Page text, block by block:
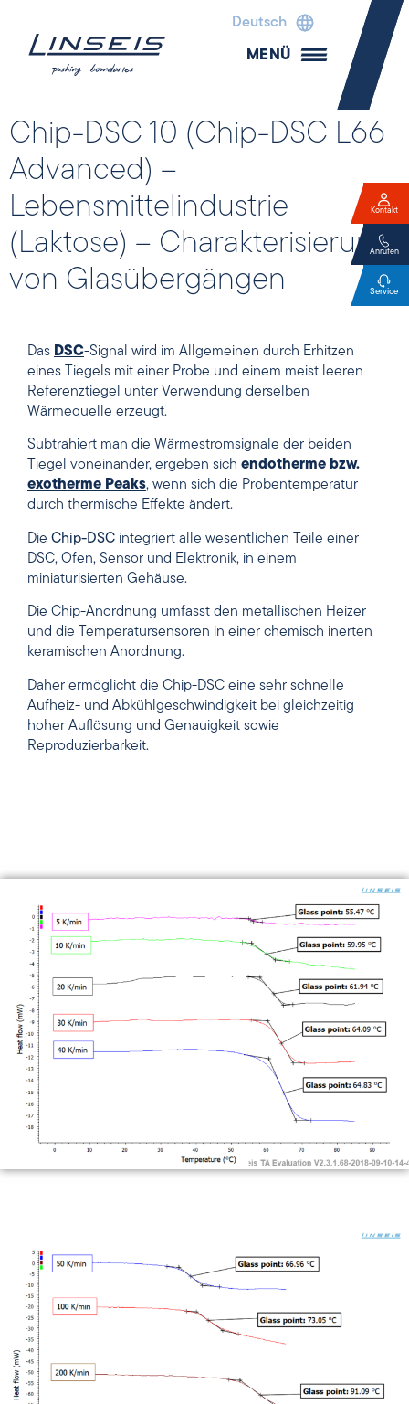
Deutsch
MENÜ
Chip-DSC 10 (Chip-DSC L66
Advanced) –
Lebensmittelindustrie
(Laktose) – Charakterisierung
von Glasübergängen
Das DSC-Signal wird im Allgemeinen durch Erhitzen
eines Tiegels mit einer Probe und einem meist leeren
Referenztiegel unter Verwendung derselben
Wärmequelle erzeugt.
Subtrahiert man die Wärmestromsignale der beiden
Tiegel voneinander, ergeben sich endotherme bzw.
exotherme Peaks, wenn sich die Probentemperatur
durch thermische Effekte ändert.
Die Chip-DSC integriert alle wesentlichen Teile einer
DSC, Ofen, Sensor und Elektronik, in einem
miniaturisierten Gehäuse.
Die Chip-Anordnung umfasst den metallischen Heizer
und die Temperatursensoren in einer chemisch inerten
keramischen Anordnung.
Daher ermöglicht die Chip-DSC eine sehr schnelle
Aufheiz- und Abkühlgeschwindigkeit bei gleichzeitig
hoher Auflösung und Genauigkeit sowie
Reproduzierbarkeit.
Kontakt
Anrufen
Service